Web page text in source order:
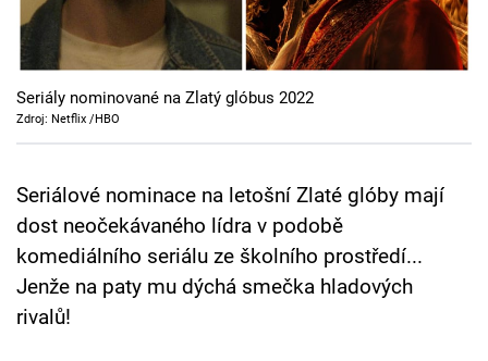
Cool Esport
Pořady
TV Program
Přihlášení
Sledujte nás
Seriály nominované na Zlatý glóbus 2022
Zdroj: Netflix /HBO
Seriálové nominace na letošní Zlaté glóby mají
dost neočekávaného lídra v podobě
komediálního seriálu ze školního prostředí...
Jenže na paty mu dýchá smečka hladových
rivalů!